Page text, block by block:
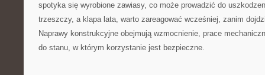
spotyka się wyrobione zawiasy, co może prowadzić do
trzeszczy, a klapa lata, warto zareagować wcześniej, zanim
Naprawy konstrukcyjne obejmują wzmocnienie, prace
do stanu, w którym korzystanie jest bezpieczne.